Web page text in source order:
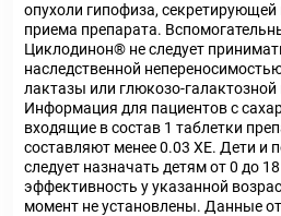
опухоли гипофиза,
приема препарата.
Циклодинон® не следует
наследственной
лактазы или глюкозо-
Информация для пациентов с
входящие в состав 1 таблетки
составляют менее 0.03 ХЕ. Дети и
следует назначать детям от 0 до
эффективность у указанной
момент не установлены. Данные